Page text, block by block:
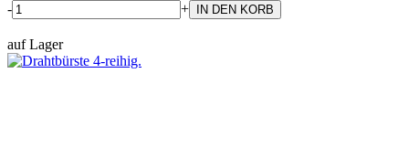
- +
auf Lager